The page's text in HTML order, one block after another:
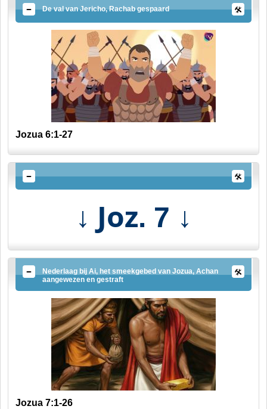
De val van Jericho, Rachab gespaard
Jozua 6:1-27
↓ Joz. 7 ↓
Nederlaag bij Ai, het smeekgebed van Jozua, Achan
aangewezen en gestraft
Jozua 7:1-26